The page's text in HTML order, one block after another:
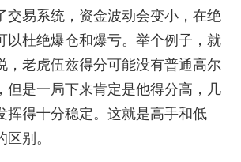
交易系统，资金波动会变小，在绝
以杜绝爆仓和爆亏。举个例子，就
，老虎伍兹得分可能没有普通高尔
但是一局下来肯定是他得分高，几
挥得十分稳定。这就是高手和低
别。